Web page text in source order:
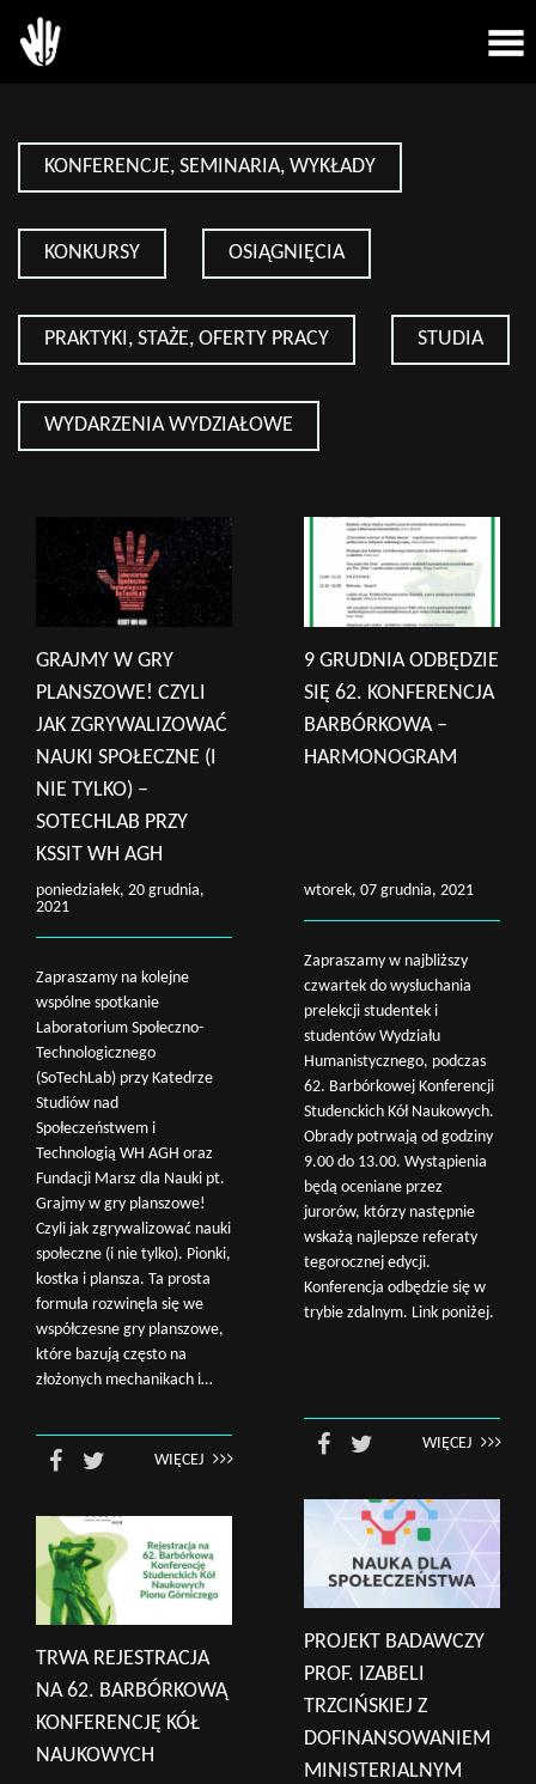
KONFERENCJE, SEMINARIA, WYKŁADY
KONKURSY OSIĄGNIĘCIA
PRAKTYKI, STAŻE, OFERTY PRACY STUDIA
WYDARZENIA WYDZIAŁOWE
GRAJMY W GRY
PLANSZOWE! CZYLI
JAK ZGRYWALIZOWAĆ
NAUKI SPOŁECZNE (I
NIE TYLKO) –
SOTECHLAB PRZY
KSSIT WH AGH
poniedziałek, 20 grudnia,
2021
Zapraszamy na kolejne
wspólne spotkanie
Laboratorium Społeczno-
Technologicznego
(SoTechLab) przy Katedrze
Studiów nad
Społeczeństwem i
Technologią WH AGH oraz
Fundacji Marsz dla Nauki pt.
Grajmy w gry planszowe!
Czyli jak zgrywalizować nauki
społeczne (i nie tylko). Pionki,
kostka i plansza. Ta prosta
formuła rozwinęła się we
współczesne gry planszowe,
które bazują często na
złożonych mechanikach i…
WIĘCEJ
9 GRUDNIA ODBĘDZIE
SIĘ 62. KONFERENCJA
BARBÓRKOWA –
HARMONOGRAM
wtorek, 07 grudnia, 2021
Zapraszamy w najbliższy
czwartek do wysłuchania
prelekcji studentek i
studentów Wydziału
Humanistycznego, podczas
62. Barbórkowej Konferencji
Studenckich Kół Naukowych.
Obrady potrwają od godziny
9.00 do 13.00. Wystąpienia
będą oceniane przez
jurorów, którzy następnie
wskażą najlepsze referaty
tegorocznej edycji.
Konferencja odbędzie się w
trybie zdalnym. Link poniżej.
WIĘCEJ
PROJEKT BADAWCZY
PROF. IZABELI
TRZCIŃSKIEJ Z
DOFINANSOWANIEM
MINISTERIALNYM
TRWA REJESTRACJA
NA 62. BARBÓRKOWĄ
KONFERENCJĘ KÓŁ
NAUKOWYCH